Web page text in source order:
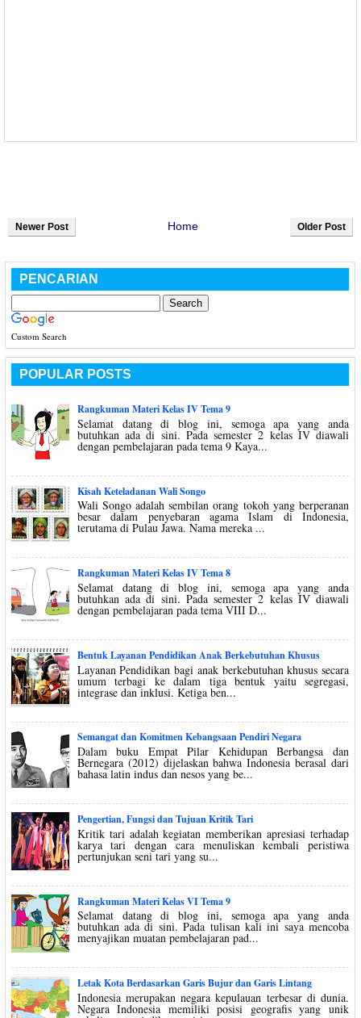
Newer Post Older Post
Home
PENCARIAN
Custom Search
POPULAR POSTS
Rangkuman Materi Kelas IV Tema 9
Selamat datang di blog ini, semoga apa yang anda
butuhkan ada di sini. Pada semester 2 kelas IV diawali
dengan pembelajaran pada tema 9 Kaya...
Kisah Keteladanan Wali Songo
Wali Songo adalah sembilan orang tokoh yang berperanan
besar dalam penyebaran agama Islam di Indonesia,
terutama di Pulau Jawa. Nama mereka ...
Rangkuman Materi Kelas IV Tema 8
Selamat datang di blog ini, semoga apa yang anda
butuhkan ada di sini. Pada semester 2 kelas IV diawali
dengan pembelajaran pada tema VIII D...
Bentuk Layanan Pendidikan Anak Berkebutuhan Khusus
Layanan Pendidikan bagi anak berkebutuhan khusus secara
umum terbagi ke dalam tiga bentuk yaitu segregasi,
integrase dan inklusi. Ketiga ben...
Semangat dan Komitmen Kebangsaan Pendiri Negara
Dalam buku Empat Pilar Kehidupan Berbangsa dan
Bernegara (2012) dijelaskan bahwa Indonesia berasal dari
bahasa latin indus dan nesos yang be...
Pengertian, Fungsi dan Tujuan Kritik Tari
Kritik tari adalah kegiatan memberikan apresiasi terhadap
karya tari dengan cara menuliskan kembali peristiwa
pertunjukan seni tari yang su...
Rangkuman Materi Kelas VI Tema 9
Selamat datang di blog ini, semoga apa yang anda
butuhkan ada di sini. Pada tulisan kali ini saya mencoba
menyajikan muatan pembelajaran pad...
Letak Kota Berdasarkan Garis Bujur dan Garis Lintang
Indonesia merupakan negara kepulauan terbesar di dunia.
Negara Indonesia memiliki posisi geografis yang unik